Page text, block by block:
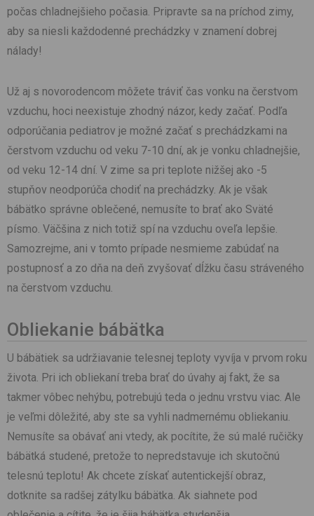
počas chladnejšieho počasia. Pripravte sa na príchod zimy,
aby sa niesli každodenné prechádzky v znamení dobrej
nálady!
Už aj s novorodencom môžete tráviť čas vonku na čerstvom
vzduchu, hoci neexistuje zhodný názor, kedy začať. Podľa
odporúčania pediatrov je možné začať s prechádzkami na
čerstvom vzduchu od veku 7-10 dní, ak je vonku chladnejšie,
od veku 12-14 dní. V zime sa pri teplote nižšej ako -5
stupňov neodporúča chodiť na prechádzky. Ak je však
bábätko správne oblečené, nemusíte to brať ako Sväté
písmo. Väčšina z nich totiž spí na vzduchu oveľa lepšie.
Samozrejme, ani v tomto prípade nesmieme zabúdať na
postupnosť a zo dňa na deň zvyšovať dĺžku času stráveného
na čerstvom vzduchu.
Obliekanie bábätka
U bábätiek sa udržiavanie telesnej teploty vyvíja v prvom roku
života. Pri ich obliekaní treba brať do úvahy aj fakt, že sa
takmer vôbec nehýbu, potrebujú teda o jednu vrstvu viac. Ale
je veľmi dôležité, aby ste sa vyhli nadmernému obliekaniu.
Nemusíte sa obávať ani vtedy, ak pocítite, že sú malé ručičky
bábätká studené, pretože to nepredstavuje ich skutočnú
telesnú teplotu! Ak chcete získať autentickejší obraz,
dotknite sa radšej zátylku bábätka. Ak siahnete pod